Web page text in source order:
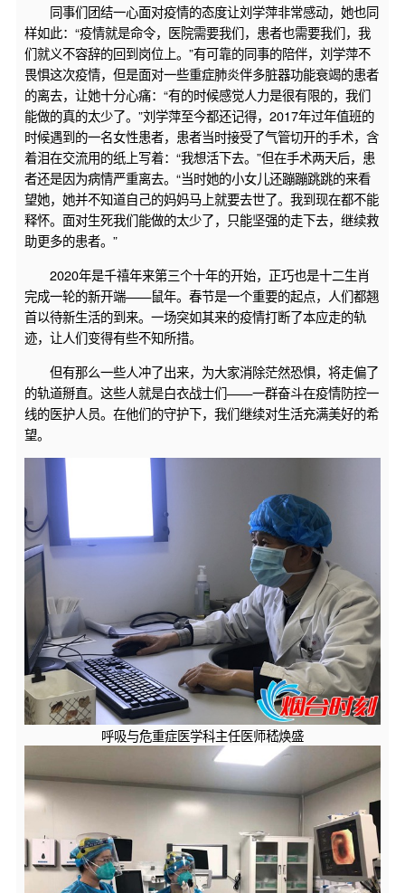
同事们团结一心面对疫情的态度让刘学萍非常感动，她也同
样如此：“疫情就是命令，医院需要我们，患者也需要我们，我
们就义不容辞的回到岗位上。”有可靠的同事的陪伴，刘学萍不
畏惧这次疫情，但是面对一些重症肺炎伴多脏器功能衰竭的患者
的离去，让她十分心痛：“有的时候感觉人力是很有限的，我们
能做的真的太少了。”刘学萍至今都还记得，2017年过年值班的
时候遇到的一名女性患者，患者当时接受了气管切开的手术，含
着泪在交流用的纸上写着：“我想活下去。”但在手术两天后，患
者还是因为病情严重离去。“当时她的小女儿还蹦蹦跳跳的来看
望她，她并不知道自己的妈妈马上就要去世了。我到现在都不能
释怀。面对生死我们能做的太少了，只能坚强的走下去，继续救
助更多的患者。”
2020年是千禧年来第三个十年的开始，正巧也是十二生肖
完成一轮的新开端——鼠年。春节是一个重要的起点，人们都翘
首以待新生活的到来。一场突如其来的疫情打断了本应走的轨
迹，让人们变得有些不知所措。
但有那么一些人冲了出来，为大家消除茫然恐惧，将走偏了
的轨道掰直。这些人就是白衣战士们——一群奋斗在疫情防控一
线的医护人员。在他们的守护下，我们继续对生活充满美好的希
望。
呼吸与危重症医学科主任医师嵇焕盛